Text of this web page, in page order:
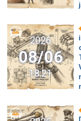
2026
08/06
18:21